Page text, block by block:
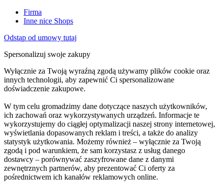
Firma
Inne nice Shops
Odstąp od umowy tutaj
Spersonalizuj swoje zakupy
Wyłącznie za Twoją wyraźną zgodą używamy plików cookie oraz
innych technologii, aby zapewnić Ci spersonalizowane
doświadczenie zakupowe.
W tym celu gromadzimy dane dotyczące naszych użytkowników,
ich zachowań oraz wykorzystywanych urządzeń. Informacje te
wykorzystujemy do ciągłej optymalizacji naszej strony internetowej,
wyświetlania dopasowanych reklam i treści, a także do analizy
statystyk użytkowania. Możemy również – wyłącznie za Twoją
zgodą i pod warunkiem, że sam korzystasz z usług danego
dostawcy – porównywać zaszyfrowane dane z danymi
zewnętrznych partnerów, aby prezentować Ci oferty za
pośrednictwem ich kanałów reklamowych online.